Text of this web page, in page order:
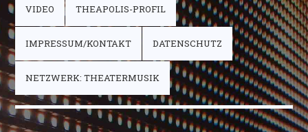
VIDEO THEAPOLIS-PROFIL
IMPRESSUM/KONTAKT DATENSCHUTZ
NETZWERK: THEATERMUSIK